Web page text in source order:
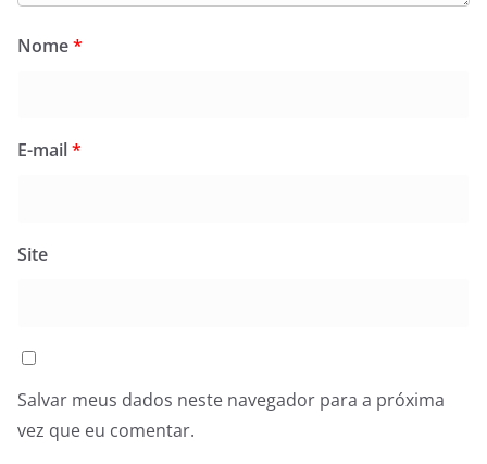
Nome*
E-mail*
Site
Salvar meus dados neste navegador para a próxima
vez que eu comentar.